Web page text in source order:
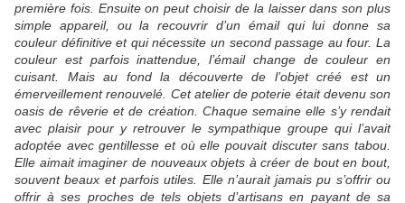
première fois. Ensuite on peut choisir de la laisser dans son plus
simple appareil, ou la recouvrir d’un émail qui lui donne sa
couleur définitive et qui nécessite un second passage au four. La
couleur est parfois inattendue, l’émail change de couleur en
cuisant. Mais au fond la découverte de l’objet créé est un
émerveillement renouvelé. Cet atelier de poterie était devenu son
oasis de rêverie et de création. Chaque semaine elle s’y rendait
avec plaisir pour y retrouver le sympathique groupe qui l’avait
adoptée avec gentillesse et où elle pouvait discuter sans tabou.
Elle aimait imaginer de nouveaux objets à créer de bout en bout,
souvent beaux et parfois utiles. Elle n’aurait jamais pu s’offrir ou
offrir à ses proches de tels objets d’artisans en payant de sa